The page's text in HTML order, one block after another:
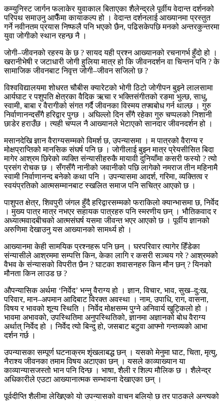
कम्युनिस्ट जार्गन फलाकेर युवाकाल बिताएका शैलेन्द्रले पूर्वीय वेदान्त दर्शनको
परिपथ समाउनु आफैँमा कायाकल्प हो । वेदान्त दर्शनलाई आख्यानमा प्रस्तुत
गर्ने नवीनतम प्रयास निष्फलै पनि भएको छैन, पढिसकेपछि मनको अन्तरकुन्तरमा
युवा जोगीको स्थान रहन्छ नै ।
जोगी–जीवनको रहस्य के छ ? सायद यही प्रश्न आख्यानको रचनागर्भ हुँदो हो ।
खरानीभेषी र जटाधारी जोगी हुलिया मात्र हो कि जीवनदर्शन वा चिन्तन पनि ? के
सामाजिक जीवनबाट निवृत्त जोगी–जीवन सजिलो छ ?
विश्वविद्यालयमा शोधरत चौबीस क्यारेटको भोगी ठिटो जोगीपन बुझ्ने लालसामा
आर्यघाट र पशुपति क्षेत्रका वैदिक ऋचा र भक्तिसंगीतको रङमा भुल्छ, साधु,
स्वामी, बाबा र वैरागीको संगत गर्दै जीवनका विस्मय तफ्वबोध गर्न थाल्छ । गुरु
निर्वाणानन्दसँगै हरिद्वार पुग्छ । अघिल्लो दिन सँगै रहेका गुरु चप्पलको निशानी
छाडेर हराउँछ । त्यही चप्पल नै आख्यानले भेटाएको सानदार जीवनदर्शन हो ।
मसानदेखि ज्ञान वैराग्यसम्मको विमर्श छ, उपन्यासमा । म पात्रको वैराग्य र
मोक्षप्राप्तिको मानसिक संघर्ष पनि छ । जोगीलाई बुझ्न मात्र प्रेयसीसित बिदा
मागेर आश्रम छिरेको व्यक्ति संन्यासीहरुकै मायावी दुनियाँमा कसरी फस्यो ? त्यो
प्रसंग रोचक छ । सँगसँगै नानीको जवानीको पछि लागेको नमराज तीन महिनामै
स्वामी निर्वाणानन्द बनेको कथा पनि । उपन्यासमा आदर्श, गरिमा, व्यक्तित्व र
स्वयंप्रतिको आत्मसम्मानबाट स्खलित समाज पनि सचित्र आएको छ ।
पाशुपत क्षेत्र, शिवपुरी जंगल हुँदै हरिद्वारसम्मको फराकिलो क्यान्भासमा छ, निर्वेद
। मुख्य पात्र मात्र नभएर सहायक पात्रहरु पनि स्मरणीय छन् । भौतिकवाद र
अध्यात्मवादबीचको आत्मसंघर्ष यसमा जीवन्त भएर आएको छ । पूर्वीय ज्ञानको
अरुणिमा देखाउनु यस आख्यानको सामर्थ्‍य हो ।
आख्यानमा केही सामयिक प्रश्नहरू पनि छन् । घरपरिवार त्यागेर हिँडेका
संन्यासीले आश्रममा सम्पत्ति किन, केका लागि र कसरी सञ्चय गरे ? आश्रमको
वैभव के संन्यासको विपरीत छैन ? घाटका शवासनहरु किन मौन छन् ? यिनको
मौनता किन लाउड छ ?
औपन्यासिक अर्थमा ‘निर्वेद’ भन्नु वैराग्य हो । ज्ञान, विचार, भाव, सुख–दु:ख,
परिवार, मान–अपमान आदिबाट विरक्त अवस्था । नाम, उपाधि, राग, वासना,
विषय र भावको शून्य स्थिति । निर्वेद मोक्षसम्म पुग्ने अनिवार्य खुट्किलो हो ।
भावमा अभावको, उपस्थितिमा अनुपस्थितिको, ज्ञानमा अज्ञानको बोध वैराग्य
अर्थात् निर्वेद हो । निर्वेद त्यो बिन्दु हो, जसबाट बटुवा आफ्नो गन्तव्यको आभा
दर्शन गर्छ ।
उपन्यासका सम्पूर्ण घटनाक्रम शृंखलाबद्ध छन् । यसको मेनुमा घाट, चिता, मृत्यु,
नैराश्य जीवनका तमाम विषय अटाएका छन् । यसले काव्याख्यान या
काव्यान्यासजस्तो भान पनि दिन्छ । भाषा, शैली र शिल्प मौलिक छ । शैलेन्द्र
अधिकारीले एउटा आख्यानात्मक सम्भावना देखाएका छन् ।
पूर्वदीप्ति शैलीमा लेखिएको यो उपन्यासको वाचन बलियो छ तर पाठकले अन्त्यको